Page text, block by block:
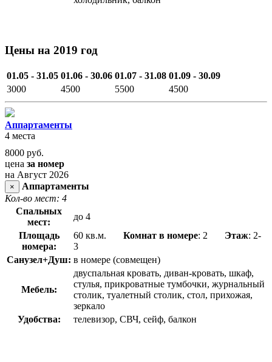
Цены на 2019 год
01.05 - 31.05 01.06 - 30.06 01.07 - 31.08 01.09 - 30.09
3000
4500 5500 4500
Аппартаменты
4 места
8000 руб.
цена за номер
на Август 2026
×
Аппартаменты
Кол-во мест: 4
Спальных
мест:
до 4
Площадь
номера:
60 кв.м. Комнат в номере: 2 Этаж: 2-
3
Санузел+Душ: в номере (совмещен)
Мебель:
двуспальная кровать, диван-кровать, шкаф,
стулья, прикроватные тумбочки, журнальный
столик, туалетный столик, стол, прихожая,
зеркало
Удобства:
телевизор, СВЧ, сейф, балкон